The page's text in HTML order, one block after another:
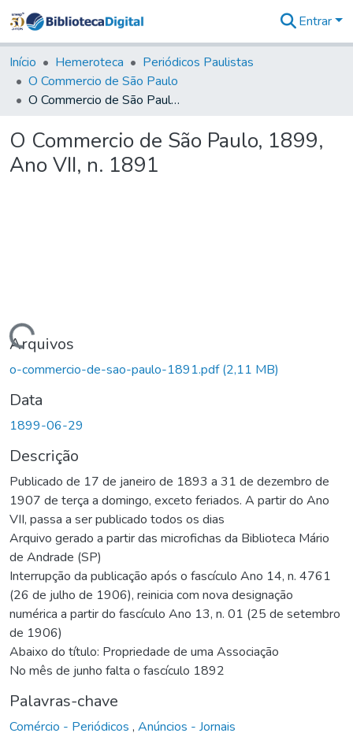
&
Coleções
Tudo na
Biblioteca
Estatísticas
Entrar
Início Hemeroteca
Periódicos Paulistas
O Commercio de São Paulo
O Commercio de São Paulo, 1899, Ano VII, n. 1891
O Commercio de São Paulo, 1899,
Ano VII, n. 1891
Carregando...
Arquivos
o-commercio-de-sao-paulo-1891.pdf(2,11 MB)
Data
1899-06-29
Descrição
Publicado de 17 de janeiro de 1893 a 31 de dezembro de
1907 de terça a domingo, exceto feriados. A partir do Ano
VII, passa a ser publicado todos os dias
Arquivo gerado a partir das microfichas da Biblioteca Mário
de Andrade (SP)
Interrupção da publicação após o fascículo Ano 14, n. 4761
(26 de julho de 1906), reinicia com nova designação
numérica a partir do fascículo Ano 13, n. 01 (25 de setembro
de 1906)
Abaixo do título: Propriedade de uma Associação
No mês de junho falta o fascículo 1892
Palavras-chave
Comércio - Periódicos , Anúncios - Jornais